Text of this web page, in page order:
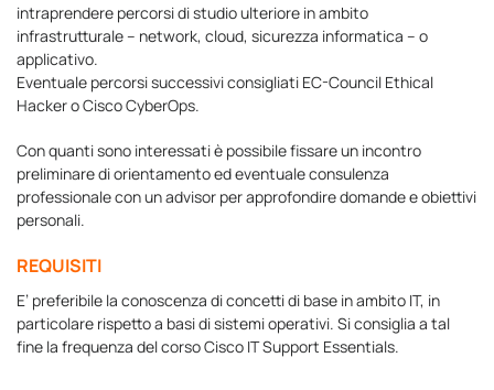
intraprendere percorsi di studio ulteriore in ambito
infrastrutturale – network, cloud, sicurezza informatica – o
applicativo.
Eventuale percorsi successivi consigliati EC-Council Ethical
Hacker o Cisco CyberOps.
Con quanti sono interessati è possibile fissare un incontro
preliminare di orientamento ed eventuale consulenza
professionale con un advisor per approfondire domande e obiettivi
personali.
REQUISITI
E’ preferibile la conoscenza di concetti di base in ambito IT, in
particolare rispetto a basi di sistemi operativi. Si consiglia a tal
fine la frequenza del corso Cisco IT Support Essentials.